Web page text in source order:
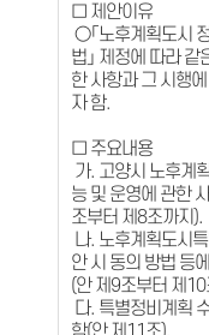
□ 제안이유
○「노후계획도시
법」 제정에 따라
한 사항과 그 시행
자 함.
□ 주요내용
가. 고양시 노후계
능 및 운영에 관한
조부터 제8조까지).
나. 노후계획도시
안 시 동의 방법 등
(안 제9조부터 제
다. 특별정비계획